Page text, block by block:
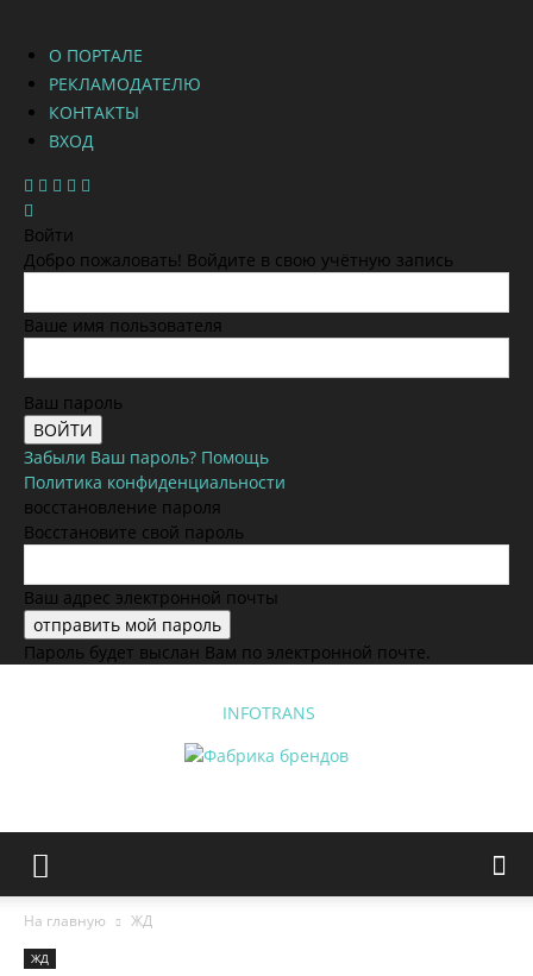
О ПОРТАЛЕ
РЕКЛАМОДАТЕЛЮ
КОНТАКТЫ
ВХОД
Войти
Добро пожаловать! Войдите в свою учётную запись
Ваше имя пользователя
Ваш пароль
Забыли Ваш пароль? Помощь
Политика конфиденциальности
восстановление пароля
Восстановите свой пароль
Ваш адрес электронной почты
Пароль будет выслан Вам по электронной почте.
INFOTRANS
На главную ЖД
ЖД